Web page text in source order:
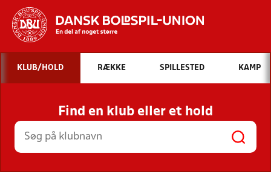
Hvad vil du søge efter?
INDHOLD OG NYHEDER
STILLINGER, RESULTATER, KLUBBER OG
HOLD
KLUB/HOLD RÆKKE SPILLESTED KAMP
Find en klub eller et hold